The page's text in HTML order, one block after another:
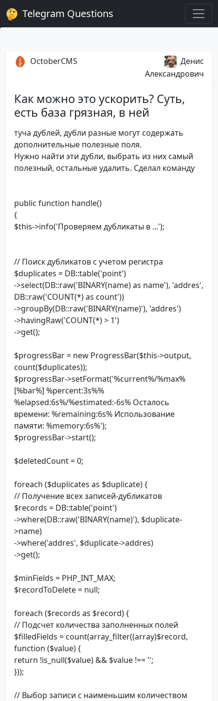
Telegram Questions
OctoberCMS
Денис
Александрович
Как можно это ускорить? Суть,
есть база грязная, в ней
туча дублей, дубли разные могут содержать
дополнительные полезные поля.
Нужно найти эти дубли, выбрать из них самый
полезный, остальные удалить. Сделал команду
public function handle()
{
$this->info('Проверяем дубликаты в ...');
// Поиск дубликатов с учетом регистра
$duplicates = DB::table('point')
->select(DB::raw('BINARY(name) as name'), 'addres',
DB::raw('COUNT(*) as count'))
->groupBy(DB::raw('BINARY(name)'), 'addres')
->havingRaw('COUNT(*) > 1')
->get();
$progressBar = new ProgressBar($this->output,
count($duplicates));
$progressBar->setFormat('%current%/%max%
[%bar%] %percent:3s%%
%elapsed:6s%/%estimated:-6s% Осталось
времени: %remaining:6s% Использование
памяти: %memory:6s%');
$progressBar->start();
$deletedCount = 0;
foreach ($duplicates as $duplicate) {
// Получение всех записей-дубликатов
$records = DB::table('point')
->where(DB::raw('BINARY(name)'), $duplicate-
>name)
->where('addres', $duplicate->addres)
->get();
$minFields = PHP_INT_MAX;
$recordToDelete = null;
foreach ($records as $record) {
// Подсчет количества заполненных полей
$filledFields = count(array_filter((array)$record,
function ($value) {
return !is_null($value) && $value !== '';
}));
// Выбор записи с наименьшим количеством